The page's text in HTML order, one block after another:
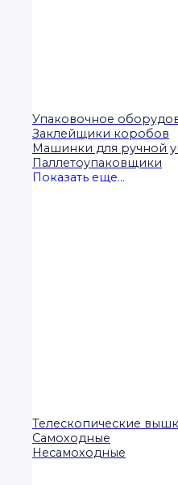
Упаковочное
Заклейщики коробов
Машинки для ручной
Паллетоупаковщики
Показать еще...
Телескопические
Самоходные
Несамоходные